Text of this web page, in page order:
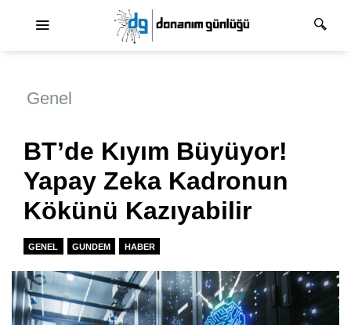
Genel
BT’de Kıyım Büyüyor!
Yapay Zeka Kadronun
Kökünü Kazıyabilir
GENEL GUNDEM HABER